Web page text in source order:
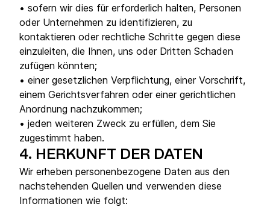
• sofern wir dies für erforderlich halten, Personen
oder Unternehmen zu identifizieren, zu
kontaktieren oder rechtliche Schritte gegen diese
einzuleiten, die Ihnen, uns oder Dritten Schaden
zufügen könnten;
• einer gesetzlichen Verpflichtung, einer Vorschrift,
einem Gerichtsverfahren oder einer gerichtlichen
Anordnung nachzukommen;
• jeden weiteren Zweck zu erfüllen, dem Sie
zugestimmt haben.
4. HERKUNFT DER DATEN
Wir erheben personenbezogene Daten aus den
nachstehenden Quellen und verwenden diese
Informationen wie folgt: